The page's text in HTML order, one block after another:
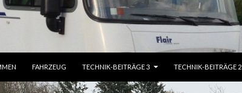
FAHRZEUG TECHNIK-BEITRÄGE 3 TECHNIK-BEITRÄGE 2